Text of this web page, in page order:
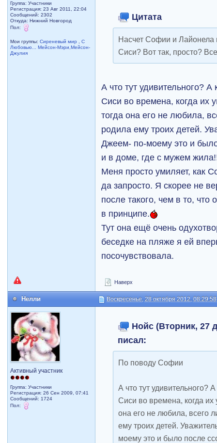
Группа: Участники
Регистрация: 23 Авг 2011, 22:04
Сообщений: 2302
Откуда: Нижний Новгород
Пол:
Мои группы:Сиреневый мир ,С
Любовью... Мейсон-Мэри,Мейсон-
Джулия
Цитата
Насчет Софии и Лайонела
Сиси? Вот так, просто?
А что тут удивительного?
Сиси во времена, когда их
тогда она его не любила,
родила ему троих детей.
Джеем- по-моему это и
и в доме, где с мужем
Меня просто умиляет, как
да запросто. Я скорее не
после такого, чем в то, что
в принципе.
Тут она ещё очень
беседке на пляже я ей
посочувствовала.
Наверх
Нелли Воскресенье, 28 октября 2012, 08:29:58
Активный участник
Группа: Участники
Регистрация: 26 Сен 2009, 07:41
Сообщений: 1724
Пол:
Нойс (Вторник, 27
писал:
По поводу Софии
А что тут удивительного?
Сиси во времена, когда их
она его не любила, всего
ему троих детей.
моему это и было после